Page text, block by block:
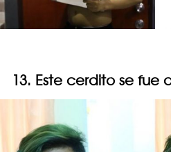
13. Este cerdito se fue